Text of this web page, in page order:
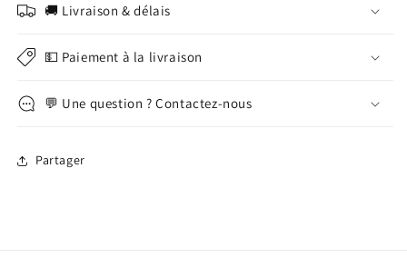
🚚 Livraison & délais
💵 Paiement à la livraison
💬 Une question ? Contactez-nous
Partager